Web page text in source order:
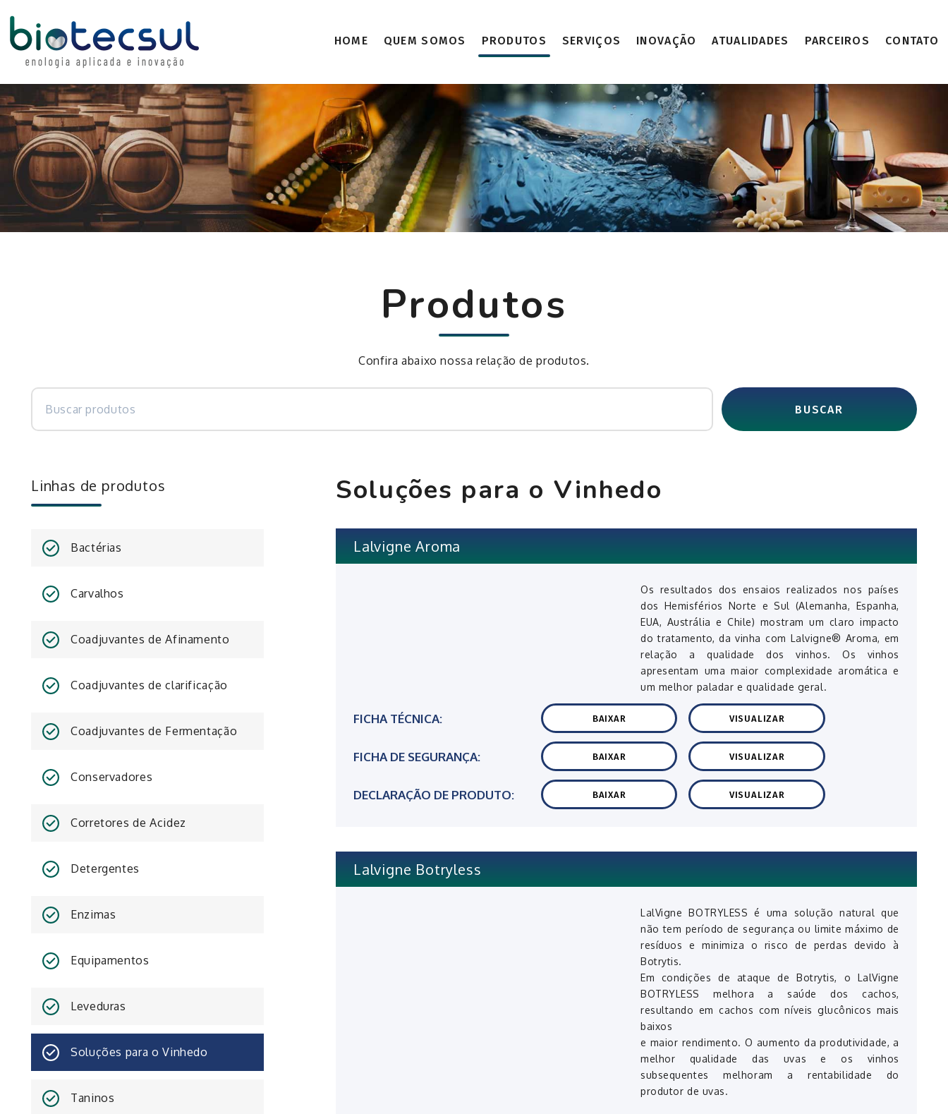
HOME QUEM SOMOS PRODUTOS SERVIÇOS INOVAÇÃO ATUALIDADES PARCEIROS CONTATO
Produtos
Confira abaixo nossa relação de produtos.
BUSCAR
Linhas de produtos
Bactérias
Carvalhos
Coadjuvantes de Afinamento
Coadjuvantes de clarificação
Coadjuvantes de Fermentação
Conservadores
Corretores de Acidez
Detergentes
Enzimas
Equipamentos
Leveduras
Soluções para o Vinhedo
Taninos
Soluções para o Vinhedo
Lalvigne Aroma
Os resultados dos ensaios realizados nos países
dos Hemisférios Norte e Sul (Alemanha, Espanha,
EUA, Austrália e Chile) mostram um claro impacto
do tratamento, da vinha com Lalvigne® Aroma, em
relação a qualidade dos vinhos. Os vinhos
apresentam uma maior complexidade aromática e
um melhor paladar e qualidade geral.
FICHA TÉCNICA: BAIXAR VISUALIZAR
FICHA DE SEGURANÇA: BAIXAR VISUALIZAR
DECLARAÇÃO DE PRODUTO: BAIXAR VISUALIZAR
Lalvigne Botryless
LalVigne BOTRYLESS é uma solução natural que
não tem período de segurança ou limite máximo de
resíduos e minimiza o risco de perdas devido à
Botrytis.
Em condições de ataque de Botrytis, o LalVigne
BOTRYLESS melhora a saúde dos cachos,
resultando em cachos com níveis glucônicos mais
baixos
e maior rendimento. O aumento da produtividade, a
melhor qualidade das uvas e os vinhos
subsequentes melhoram a rentabilidade do
produtor de uvas.